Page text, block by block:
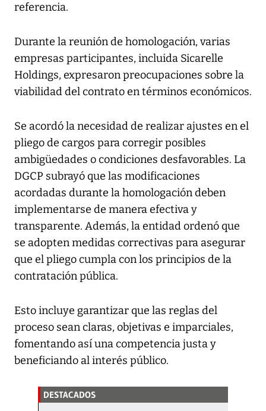
referencia.
Durante la reunión de homologación, varias
empresas participantes, incluida Sicarelle
Holdings, expresaron preocupaciones sobre la
viabilidad del contrato en términos económicos.
Se acordó la necesidad de realizar ajustes en el
pliego de cargos para corregir posibles
ambigüedades o condiciones desfavorables. La
DGCP subrayó que las modificaciones
acordadas durante la homologación deben
implementarse de manera efectiva y
transparente. Además, la entidad ordenó que
se adopten medidas correctivas para asegurar
que el pliego cumpla con los principios de la
contratación pública.
Esto incluye garantizar que las reglas del
proceso sean claras, objetivas e imparciales,
fomentando así una competencia justa y
beneficiando al interés público.
DESTACADOS